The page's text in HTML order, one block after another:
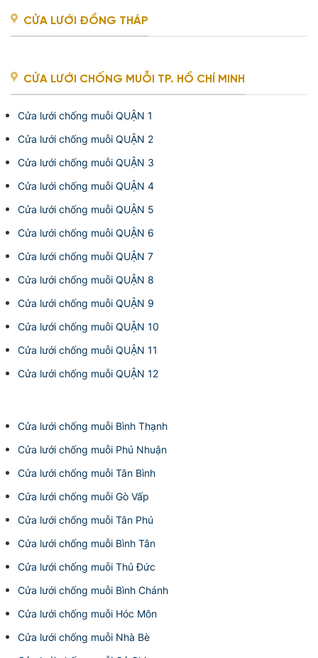
CỬA LƯỚI ĐỒNG THÁP
CỬA LƯỚI CHỐNG MUỖI TP. HỒ CHÍ MINH
Cửa lưới chống muỗi QUẬN 1
Cửa lưới chống muỗi QUẬN 2
Cửa lưới chống muỗi QUẬN 3
Cửa lưới chống muỗi QUẬN 4
Cửa lưới chống muỗi QUẬN 5
Cửa lưới chống muỗi QUẬN 6
Cửa lưới chống muỗi QUẬN 7
Cửa lưới chống muỗi QUẬN 8
Cửa lưới chống muỗi QUẬN 9
Cửa lưới chống muỗi QUẬN 10
Cửa lưới chống muỗi QUẬN 11
Cửa lưới chống muỗi QUẬN 12
Cửa lưới chống muỗi Bình Thạnh
Cửa lưới chống muỗi Phú Nhuận
Cửa lưới chống muỗi Tân Bình
Cửa lưới chống muỗi Gò Vấp
Cửa lưới chống muỗi Tân Phú
Cửa lưới chống muỗi Bình Tân
Cửa lưới chống muỗi Thủ Đức
Cửa lưới chống muỗi Bình Chánh
Cửa lưới chống muỗi Hóc Môn
Cửa lưới chống muỗi Nhà Bè